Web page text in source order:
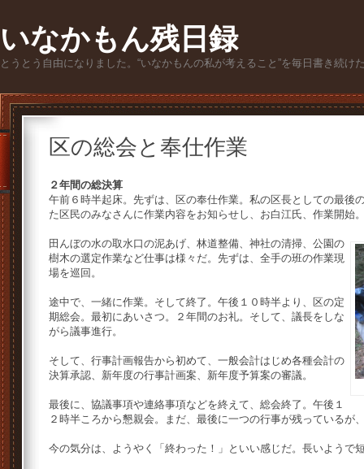
いなかもん残日録
とうとう自由になりました。“いなかもんの私が考えること”を毎日書き続け
区の総会と奉仕作業
２年間の総決算
午前６時半起床。先ずは、区の奉仕作業。私の区長としての最後
た区民のみなさんに作業内容をお知らせし、お白江氏、作業開始
田んぼの水の取水口の泥あげ、林道整備、神社の清掃、公園の
樹木の選定作業など仕事は様々だ。先ずは、全手の班の作業現
場を巡回。
途中で、一緒に作業。そして終了。午後１０時半より、区の定
期総会。最初にあいさつ。２年間のお礼。そして、議長をしな
がら議事進行。
そして、行事計画報告から初めて、一般会計はじめ各種会計の
決算承認、新年度の行事計画案、新年度予算案の審議。
最後に、協議事項や連絡事項などを終えて、総会終了。午後１
２時半ころから懇親会。まだ、最後に一つの行事が残っているが
今の気分は、ようやく「終わった！」といい感じだ。長いようで